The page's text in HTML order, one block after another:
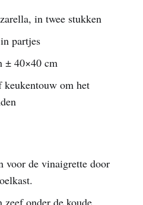
in twee stukken
partjes
± 40×40 cm
keukentouw om het
voor de vinaigrette door
onder de koude